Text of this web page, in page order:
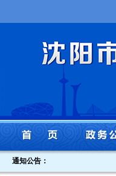
通知公告：